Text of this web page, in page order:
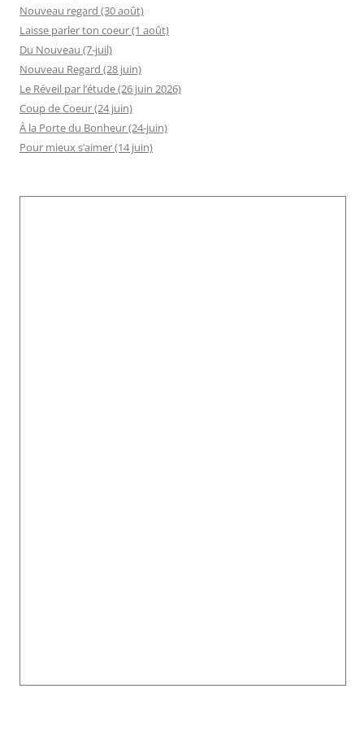
Nouveau regard (30 août)
Laisse parler ton coeur (1 août)
Du Nouveau (7-juil)
Nouveau Regard (28 juin)
Le Réveil par l’étude (26 juin 2026)
Coup de Coeur (24 juin)
À la Porte du Bonheur (24-juin)
Pour mieux s’aimer (14 juin)